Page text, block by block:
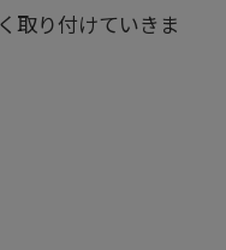
取り付けていきま